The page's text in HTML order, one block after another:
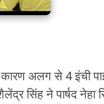
अलग से 4 इंची
सिंह ने पार्षद नेहा